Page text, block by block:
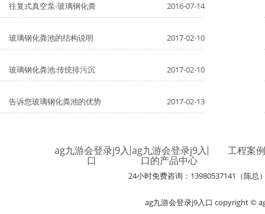
往复式真空泵-玻璃钢化粪 2016-07-14
玻璃钢化粪池的结构说明 2017-02-10
玻璃钢化粪池:传统排污沉 2017-02-10
告诉您玻璃钢化粪池的优势 2017-02-13
ag九游会登录j9入
口
ag九游会登录j9入
口的产品中心
工程案例
24小时免费咨询：13980537141（陈总
ag九游会登录j9入口 copyright ©